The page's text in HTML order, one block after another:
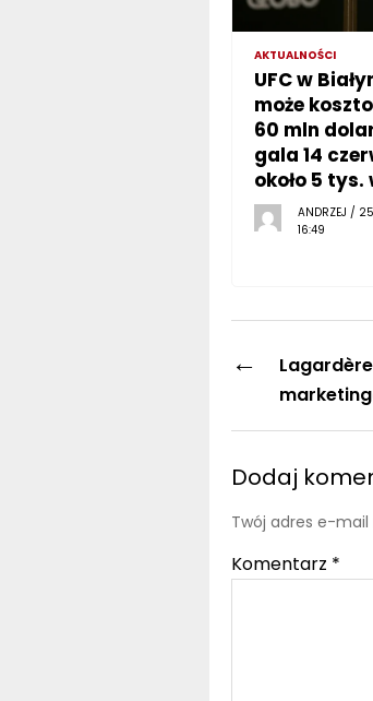
AKTUALNOŚCI
UFC w
może
60 mln
gala 14
około 5
ANDRZEJ /
16:49
←
Dodaj
Twój adres e-
Komentarz *